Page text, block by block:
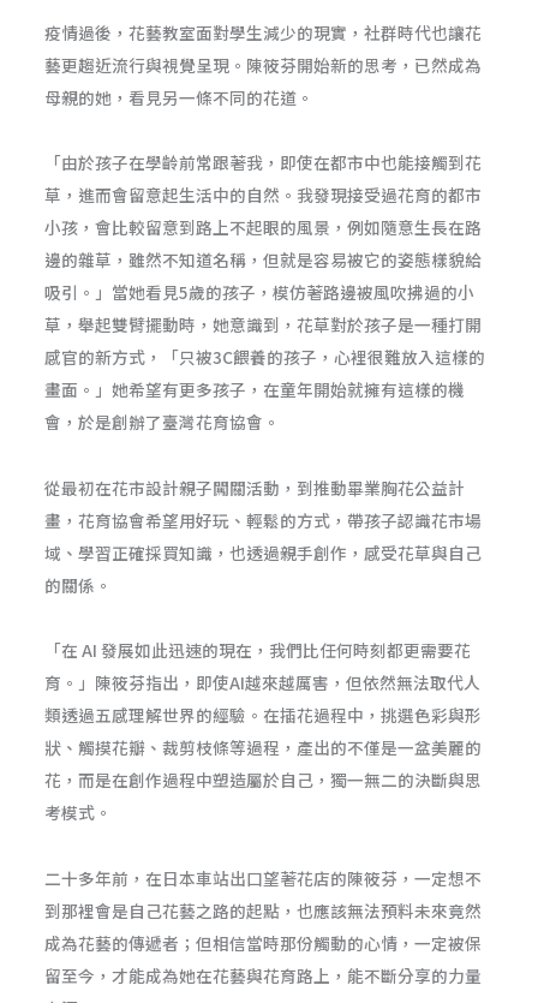
疫情過後，花藝教室面對學生減少的現實，社群時代也讓花
藝更趨近流行與視覺呈現。陳筱芬開始新的思考，已然成為
母親的她，看見另一條不同的花道。
「由於孩子在學齡前常跟著我，即使在都市中也能接觸到花
草，進而會留意起生活中的自然。我發現接受過花育的都市
小孩，會比較留意到路上不起眼的風景，例如隨意生長在路
邊的雜草，雖然不知道名稱，但就是容易被它的姿態樣貌給
吸引。」當她看見5歲的孩子，模仿著路邊被風吹拂過的小
草，舉起雙臂擺動時，她意識到，花草對於孩子是一種打開
感官的新方式，「只被3C餵養的孩子，心裡很難放入這樣的
畫面。」她希望有更多孩子，在童年開始就擁有這樣的機
會，於是創辦了臺灣花育協會。
從最初在花市設計親子闖關活動，到推動畢業胸花公益計
畫，花育協會希望用好玩、輕鬆的方式，帶孩子認識花市場
域、學習正確採買知識，也透過親手創作，感受花草與自己
的關係。
「在 AI 發展如此迅速的現在，我們比任何時刻都更需要花
育。」陳筱芬指出，即使AI越來越厲害，但依然無法取代人
類透過五感理解世界的經驗。在插花過程中，挑選色彩與形
狀、觸摸花瓣、裁剪枝條等過程，產出的不僅是一盆美麗的
花，而是在創作過程中塑造屬於自己，獨一無二的決斷與思
考模式。
二十多年前，在日本車站出口望著花店的陳筱芬，一定想不
到那裡會是自己花藝之路的起點，也應該無法預料未來竟然
成為花藝的傳遞者；但相信當時那份觸動的心情，一定被保
留至今，才能成為她在花藝與花育路上，能不斷分享的力量